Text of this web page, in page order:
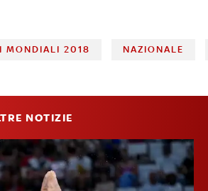
MONDIALI 2018 NAZIONALE
NOTIZIE